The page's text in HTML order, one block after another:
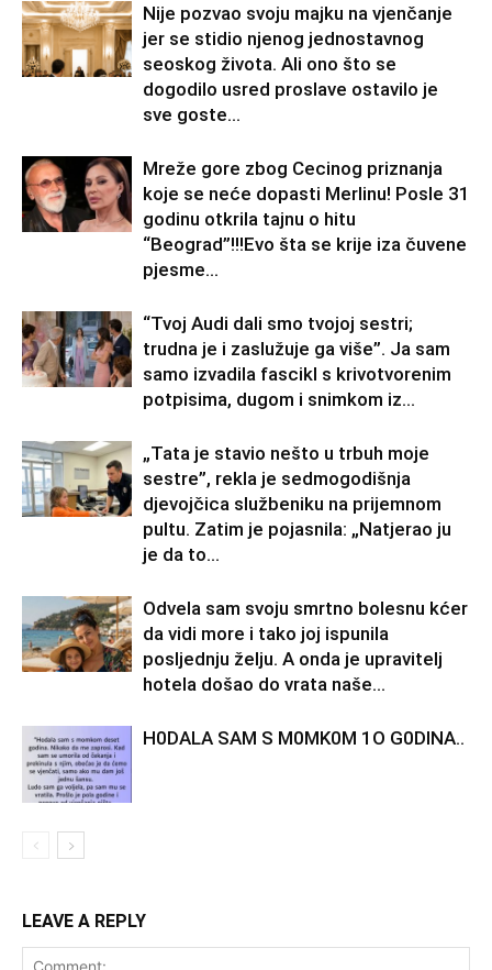
Nije pozvao svoju majku na vjenčanje
jer se stidio njenog jednostavnog
seoskog života. Ali ono što se
dogodilo usred proslave ostavilo je
sve goste...
Mreže gore zbog Cecinog priznanja
koje se neće dopasti Merlinu! Posle 31
godinu otkrila tajnu o hitu
“Beograd”!!!Evo šta se krije iza čuvene
pjesme...
“Tvoj Audi dali smo tvojoj sestri;
trudna je i zaslužuje ga više”. Ja sam
samo izvadila fascikl s krivotvorenim
potpisima, dugom i snimkom iz...
„Tata je stavio nešto u trbuh moje
sestre”, rekla je sedmogodišnja
djevojčica službeniku na prijemnom
pultu. Zatim je pojasnila: „Natjerao ju
je da to...
Odvela sam svoju smrtno bolesnu kćer
da vidi more i tako joj ispunila
posljednju želju. A onda je upravitelj
hotela došao do vrata naše...
H0DALA SAM S M0MK0M 1O G0DINA..
LEAVE A REPLY